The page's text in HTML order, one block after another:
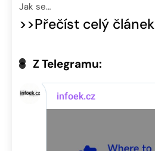
Jak se…
>>Přečíst celý článek
Z Telegramu: